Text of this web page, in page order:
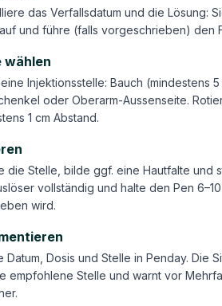
das Verfallsdatum und die Lösung:
und führe (falls vorgeschrieben) den
wählen
Injektionsstelle: Bauch (mindestens
oder Oberarm-Aussenseite.
1 cm Abstand.
die Stelle, bilde ggf. eine Hautfalte und
vollständig und halte den Pen
wird.
Datum, Dosis und Stelle in Penday. Die
empfohlene Stelle und warnt vor